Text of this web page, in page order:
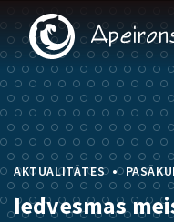
AKTUALITĀTES •
Iedvesmas